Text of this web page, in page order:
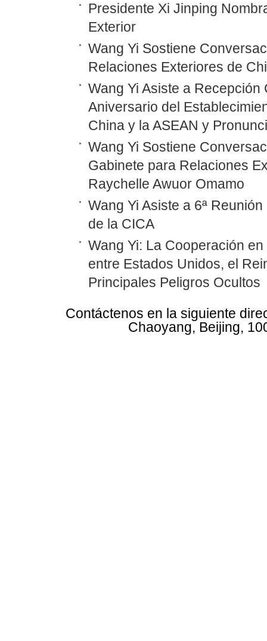
Presidente Xi Jinping
Exterior
Wang Yi Sostiene
Relaciones Exteriores de
Wang Yi Asiste a Recepción
Aniversario del
China y la ASEAN y
Wang Yi Sostiene
Gabinete para Relaciones
Raychelle Awuor Omamo
Wang Yi Asiste a 6ª
de la CICA
Wang Yi: La Cooperación
entre Estados Unidos, el
Principales Peligros Ocultos
Contáctenos en la siguiente
Chaoyang, Beijing,